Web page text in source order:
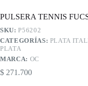
PULSERA TENNIS
SKU:P56202
CATEGORÍAS: PLATA
PLATA
MARCA: OC
$ 271.700